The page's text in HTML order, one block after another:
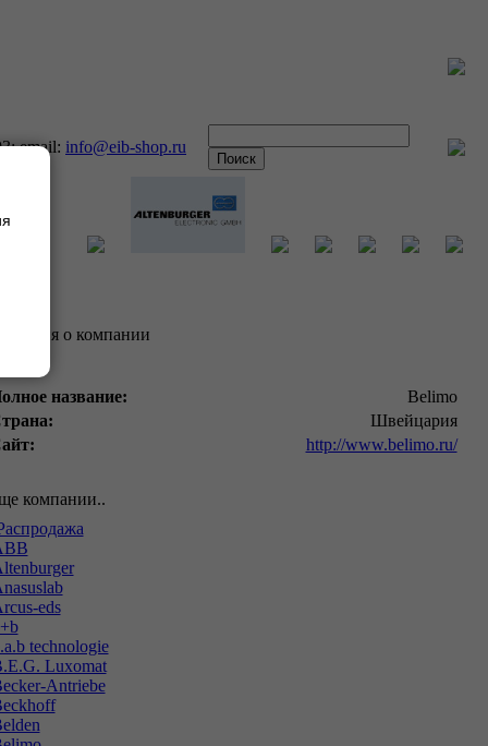
email: info@eib-shop.ru
о компании
название:
Belimo
Швейцария
http://www.belimo.ru/
компании..
eds
technologie
Luxomat
Antriebe